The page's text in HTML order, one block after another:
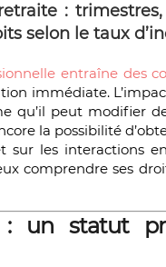
:
selon le taux
entraîne des
immédiate.
qu’il peut modifier
la possibilité
sur les interactions
comprendre ses
: un statut